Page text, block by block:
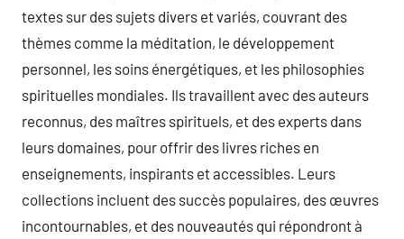
textes sur des sujets divers et variés, couvrant des
thèmes comme la méditation, le développement
personnel, les soins énergétiques, et les philosophies
spirituelles mondiales. Ils travaillent avec des auteurs
reconnus, des maîtres spirituels, et des experts dans
leurs domaines, pour offrir des livres riches en
enseignements, inspirants et accessibles. Leurs
collections incluent des succès populaires, des œuvres
incontournables, et des nouveautés qui répondront à